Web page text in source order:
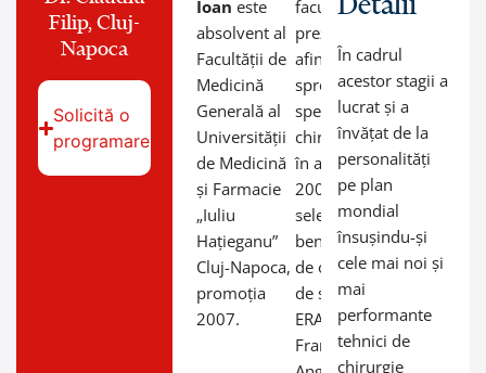
Ioan este
absolvent al
Facultății de
Medicină
Generală al
Universității
de Medicină
și Farmacie
„Iuliu
Hațieganu”
Cluj-Napoca,
promoția
2007.
facultății a
prezentat o
afinitate
spre
specialitățile
chirurgicale,
în anul
2005 a fost
selectat și a
beneficiat
de o bursă
de studiu
ERASMUS în
Franța la
Filip, Cluj-
Napoca
Solicită o
programare
În cadrul
acestor stagii a
lucrat și a
învățat de la
personalități
pe plan
mondial
însușindu-și
cele mai noi și
mai
performante
tehnici de
chirurgie